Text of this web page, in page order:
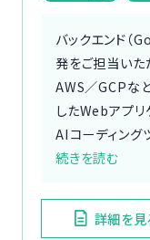
バックエンド（
発をご担当いた
AWS／GCPな
したWebアプリ
AIコーディング
続きを読む
詳細を見